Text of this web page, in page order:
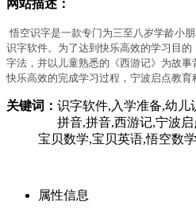
网站描述：
悟空识字是一款专门为三至八岁学龄小
识字软件。为了达到快乐高效的学习目
字法，并以儿童熟悉的《西游记》为故
快乐高效的完成学习过程，宁波启点教育
关键词： 识字软件,入学准备,幼儿
拼音,拼音,西游记,宁波
宝贝数学,宝贝英语,悟空数
属性信息